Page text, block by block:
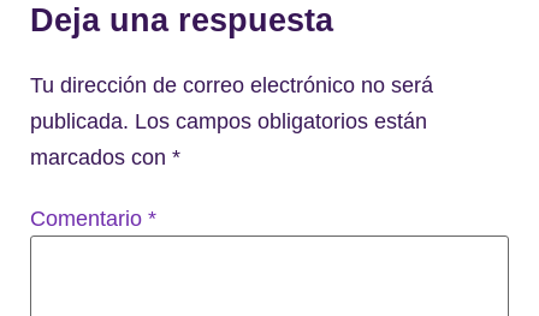
Deja una respuesta
Tu dirección de correo electrónico no será
publicada. Los campos obligatorios están
marcados con *
Comentario *